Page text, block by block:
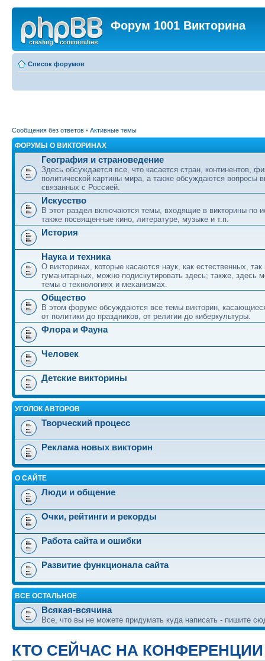
Форум 1001 Викторина
Список форумов
Сообщения без ответов • Активные темы
ФОРУМЫ О ВИКТОРИНАХ
География и страноведение
Здесь обсуждается все, что касается стран, континентов,
политической картины мира, а также обсуждаются вопросы
связанных с Россией.
Искусство
В этот раздел включаются темы, входящие в викторины по
также посвященные кино, литературе, музыке и т.п.
История
Наука и техника
О викторинах, которые касаются наук, как естественных, так
гуманитарных, можно подискутировать здесь; также, здесь
темы о технологиях и механизмах.
Общество
В этом форуме обсуждаются все темы викторин,
от политики до праздников, от религии до киберкультуры.
Флора и Фауна
Человек
Детские викторины
УГОЛОК АВТОРОВ
Творческий процесс
Реклама новых викторин
О САЙТЕ
Люди и общение
Очки, рейтинги и рекорды
Работа сайта и ошибки
Развитие функционала сайта
ВСЕ ОСТАЛЬНОЕ
Всякая-всячина
Все, что вы не можете придумать куда написать - пишите
КТО СЕЙЧАС НА КОНФЕРЕНЦИИ